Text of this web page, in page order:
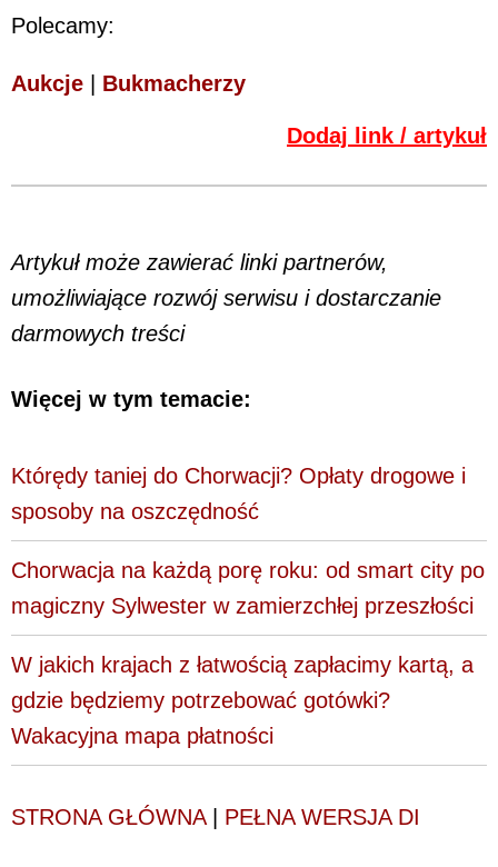
Polecamy:
Aukcje Bukmacherzy
Dodaj link / artykuł
Artykuł może zawierać linki partnerów,
umożliwiające rozwój serwisu i dostarczanie
darmowych treści
Więcej w tym temacie:
Którędy taniej do Chorwacji? Opłaty drogowe i
sposoby na oszczędność
Chorwacja na każdą porę roku: od smart city po
magiczny Sylwester w zamierzchłej przeszłości
W jakich krajach z łatwością zapłacimy kartą, a
gdzie będziemy potrzebować gotówki?
Wakacyjna mapa płatności
STRONA GŁÓWNA| PEŁNA WERSJA DI